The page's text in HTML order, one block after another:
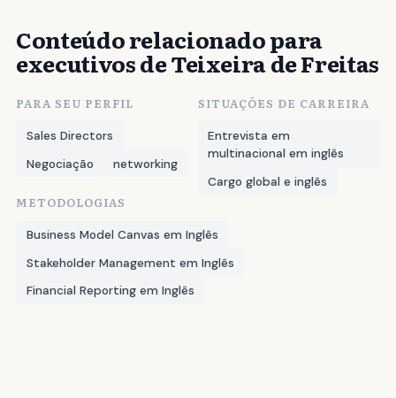
Conteúdo relacionado para
executivos de Teixeira de Freitas
PARA SEU PERFIL
Sales Directors
Negociação
networking
SITUAÇÕES DE CARREIRA
Entrevista em
multinacional em inglês
Cargo global e inglês
METODOLOGIAS
Business Model Canvas em Inglês
Stakeholder Management em Inglês
Financial Reporting em Inglês